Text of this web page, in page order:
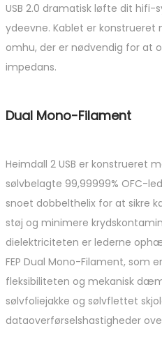
USB 2.0 dramatisk løfte dit
ydeevne. Kablet er konstrueret
omhu, der er nødvendig for at
impedans.
Dual Mono-Filament
Heimdall 2 USB er konstrueret
sølvbelagte 99,99999% OFC-
snoet dobbelthelix for at sikre
støj og minimere
dielektriciteten er lederne
FEP Dual Mono-Filament, som
fleksibiliteten og mekanisk
sølvfoliejakke og sølvflettet
dataoverførselshastigheder